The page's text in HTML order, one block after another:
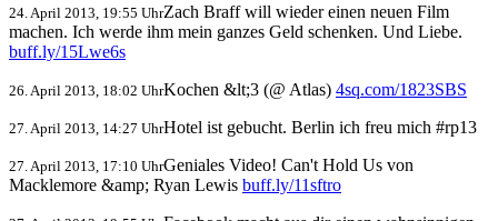
24. April 2013, 19:55 UhrZach Braff will wieder einen neuen Film
machen. Ich werde ihm mein ganzes Geld schenken. Und Liebe.
buff.ly/15Lwe6s
26. April 2013, 18:02 UhrKochen &lt;3 (@ Atlas) 4sq.com/1823SBS
27. April 2013, 14:27 UhrHotel ist gebucht. Berlin ich freu mich #rp13
27. April 2013, 17:10 UhrGeniales Video! Can't Hold Us von
Macklemore &amp; Ryan Lewis buff.ly/11sftro